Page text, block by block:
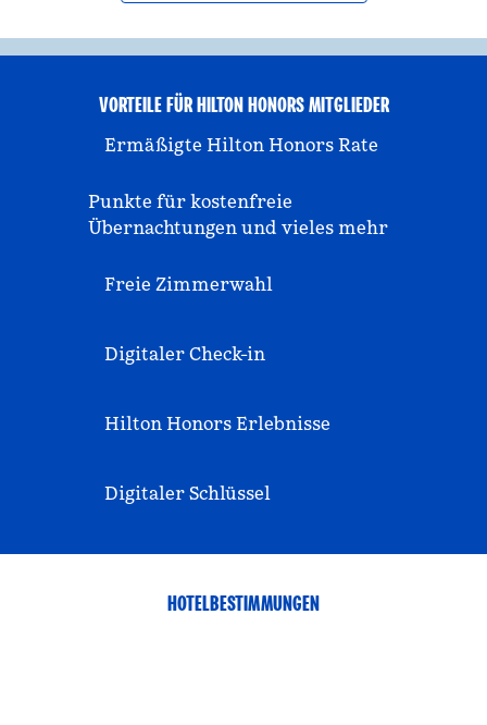
VORTEILE FÜR HILTON HONORS MITGLIEDER
Ermäßigte Hilton Honors Rate
Punkte für kostenfreie
Übernachtungen und vieles mehr
Freie Zimmerwahl
Digitaler Check-in
Hilton Honors Erlebnisse
Digitaler Schlüssel
HOTELBESTIMMUNGEN